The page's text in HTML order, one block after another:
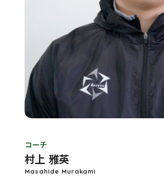
コーチ
村上 雅英
Masahide Murakami